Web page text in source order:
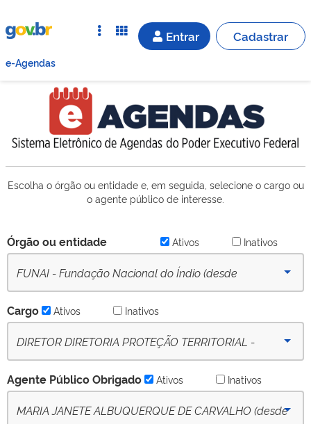
Entrar Cadastrar
e-Agendas
Escolha o órgão ou entidade e, em seguida, selecione o cargo ou
o agente público de interesse.
Órgão ou entidade Ativos Inativos
FUNAI - Fundação Nacional do Índio (desde
Cargo Ativos Inativos
DIRETOR DIRETORIA PROTEÇÃO TERRITORIAL -
Agente Público Obrigado Ativos Inativos
MARIA JANETE ALBUQUERQUE DE CARVALHO (desde